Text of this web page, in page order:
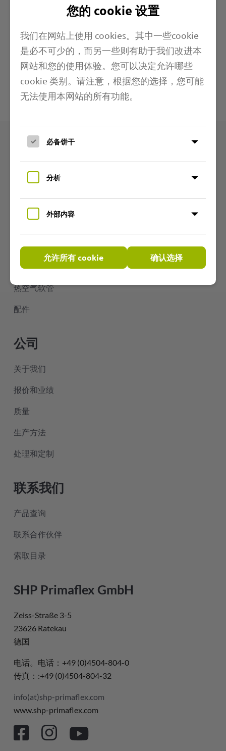
应用范围
更多信息
产品组
耐温软管
用于空调技术的胶管
热空气软管
配件
公司
关于我们
报价和业绩
质量
生产方法
处理和定制
联系我们
产品查询
联系合作伙伴
索取目录
SHP Primaflex GmbH
Zeiss-Straße 3-5
23626 Ratekau
德国
电话。电话：+49 (0)4504-804-0
传真：:+49 (0)4504-804-32
info(at)shp-primaflex.com
www.shp-primaflex.com
您的 cookie 设置
我们在网站上使用 cookies。其中一些cookie
是必不可少的，而另一些则有助于我们改进本
网站和您的使用体验。您可以决定允许哪些
cookie 类别。请注意，根据您的选择，您可能
无法使用本网站的所有功能。
必备饼干
分析
外部内容
允许所有 cookie 确认选择